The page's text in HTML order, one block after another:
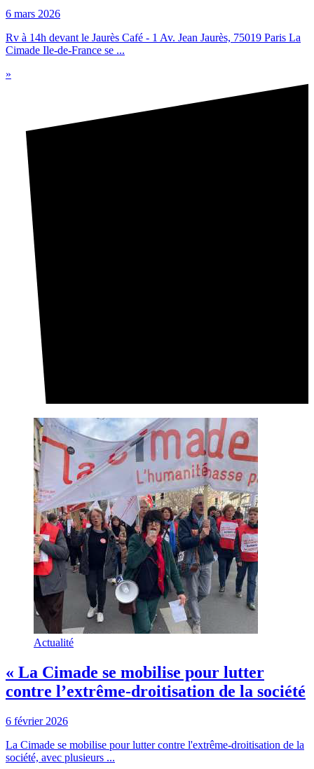
6 mars 2026
Rv à 14h devant le Jaurès Café - 1 Av. Jean Jaurès, 75019 Paris La
Cimade Ile-de-France se ...
»
Actualité
« La Cimade se mobilise pour lutter
contre l’extrême-droitisation de la société
6 février 2026
La Cimade se mobilise pour lutter contre l'extrême-droitisation de la
société, avec plusieurs ...